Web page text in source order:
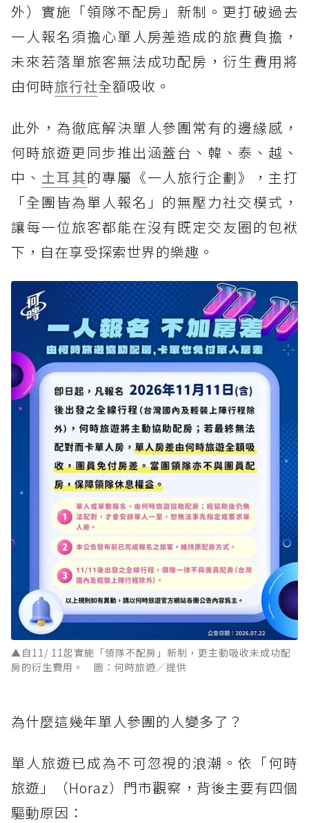
外）實施「領隊不配房」新制。更打破過去
一人報名須擔心單人房差造成的旅費負擔，
未來若落單旅客無法成功配房，衍生費用將
由何時旅行社全額吸收。
此外，為徹底解決單人參團常有的邊緣感，
何時旅遊更同步推出涵蓋台、韓、泰、越、
中、 土耳其的專屬《一人旅行企劃》，主打
「全團皆為單人報名」的無壓力社交模式，
讓每一位旅客都能在沒有既定交友圈的包袱
下，自在享受探索世界的樂趣。
▲自11/ 11起實施「領隊不配房」新制，更主動吸收未成功配
房的衍生費用。 圖：何時旅遊／提供
為什麼這幾年單人參團的人變多了？
單人旅遊已成為不可忽視的浪潮。依「何時
旅遊」（Horaz）門市觀察，背後主要有四個
驅動原因：